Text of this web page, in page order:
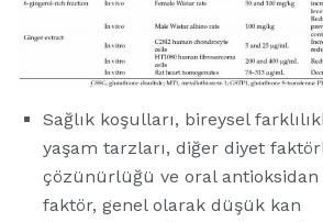
Sağlık koşulları, bireysel
yaşam tarzları, diğer diyet
çözünürlüğü ve oral antioksidan
faktör, genel olarak düşük kan